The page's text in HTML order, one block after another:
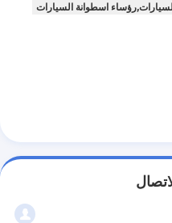
اسطوانة السيارات